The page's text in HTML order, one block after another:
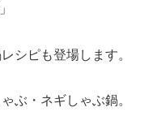
シピも登場します。
ぶ・ネギしゃぶ鍋。